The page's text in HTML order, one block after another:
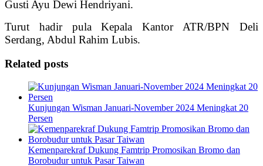
Gusti Ayu Dewi Hendriyani.
Turut hadir pula Kepala Kantor ATR/BPN Deli
Serdang, Abdul Rahim Lubis.
Related posts
Kunjungan Wisman Januari-November 2024 Meningkat 20
Persen
Kemenparekraf Dukung Famtrip Promosikan Bromo dan
Borobudur untuk Pasar Taiwan